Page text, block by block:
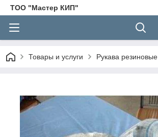
ТОО "Мастер КИП"
Товары и услуги Рукава резиновые